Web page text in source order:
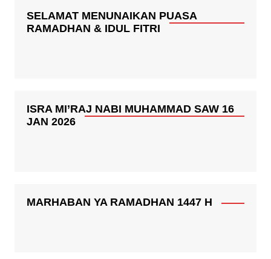
SELAMAT MENUNAIKAN PUASA
RAMADHAN & IDUL FITRI
ISRA MI’RAJ NABI MUHAMMAD SAW 16
JAN 2026
MARHABAN YA RAMADHAN 1447 H